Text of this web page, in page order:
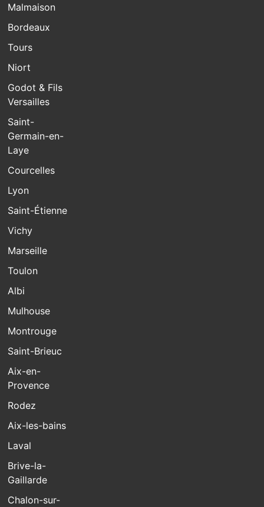
Malmaison
Bordeaux
Tours
Niort
Godot & Fils
Versailles
Saint-
Germain-en-
Laye
Courcelles
Lyon
Saint-Étienne
Vichy
Marseille
Toulon
Albi
Mulhouse
Montrouge
Saint-Brieuc
Aix-en-
Provence
Rodez
Aix-les-bains
Laval
Brive-la-
Gaillarde
Chalon-sur-